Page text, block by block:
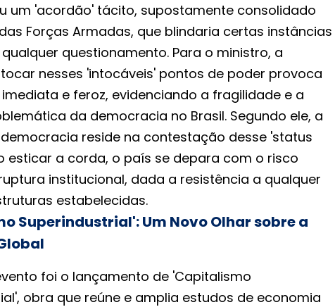
um 'acordão' tácito, supostamente consolidado
Forças Armadas, que blindaria certas instâncias
questionamento. Para o ministro, a
nesses 'intocáveis' pontos de poder provoca
e feroz, evidenciando a fragilidade e a
da democracia no Brasil. Segundo ele, a
reside na contestação desse 'status
esticar a corda, o país se depara com o risco
institucional, dada a resistência a qualquer
estabelecidas.
Superindustrial': Um Novo Olhar sobre a
foi o lançamento de 'Capitalismo
obra que reúne e amplia estudos de economia